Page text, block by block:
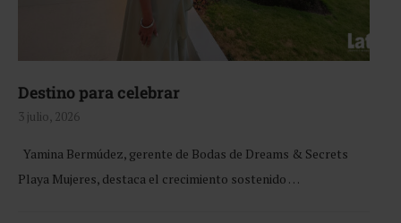
Destino para celebrar
3 julio, 2026
Yamina Bermúdez, gerente de Bodas de Dreams & Secrets
Playa Mujeres, destaca el crecimiento sostenido …